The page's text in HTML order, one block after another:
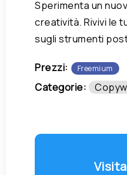
Sperimenta un
creatività. Rivivi le
sugli strumenti
Prezzi: Freemium
Categorie: